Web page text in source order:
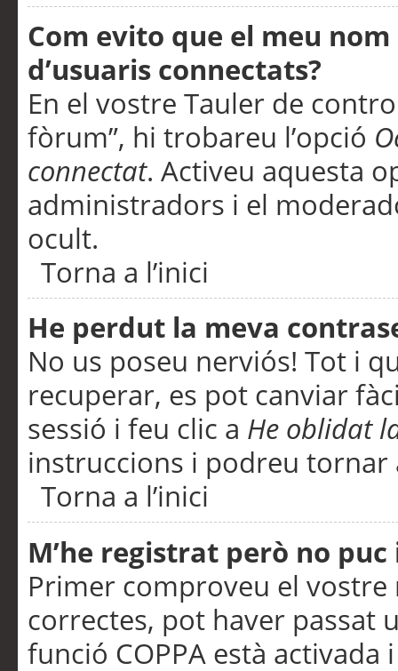
Com evito que el meu
d’usuaris connectats?
En el vostre Tauler de
fòrum”, hi trobareu l’opció
connectat. Activeu aquesta
administradors i el
ocult.
Torna a l’inici
He perdut la meva
No us poseu nerviós! Tot i
recuperar, es pot canviar
sessió i feu clic a He oblidat
instruccions i podreu tornar
Torna a l’inici
M’he registrat però no
Primer comproveu el vostre
correctes, pot haver passat
funció COPPA està